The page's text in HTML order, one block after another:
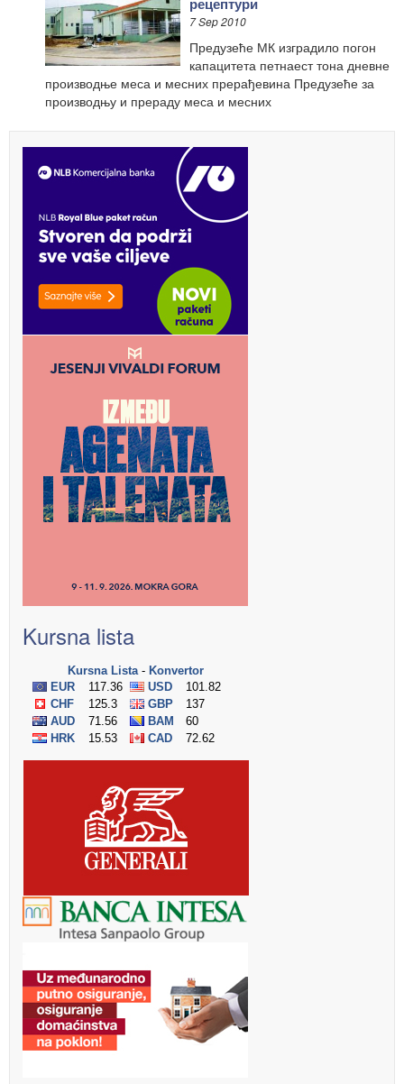
7 Sep 2010
Предузеће МК изградило погон
капацитета петнаест тона дневне
производње меса и месних прерађевина Предузеће за
производњу и прераду меса и месних
Kursna lista